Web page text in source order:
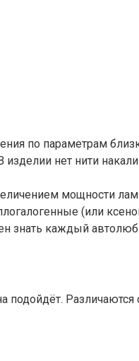
по параметрам
нет нити
мощности
(или
знать каждый
подойдёт.